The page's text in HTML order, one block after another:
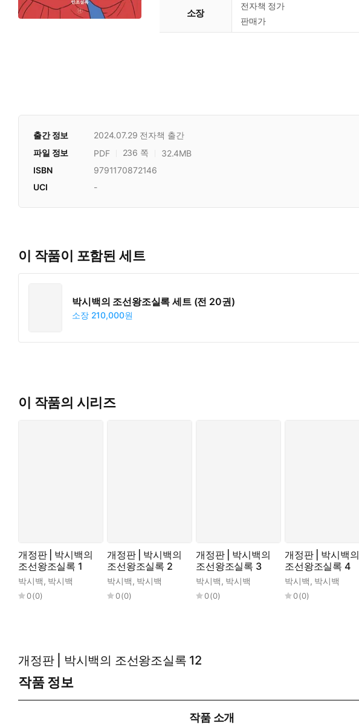
소장
전자책 정가
판매가
출간 정보 2024.07.29 전자책 출간
파일 정보
PDF 236 쪽 32.4MB
ISBN
9791170872146
UCI
-
이 작품이 포함된 세트
박시백의 조선왕조실록 세트 (전 20권)
소장 210,000원
이 작품의 시리즈
개정판 | 박시백의
조선왕조실록 1
박시백, 박시백
0(0)
개정판 | 박시백의
조선왕조실록 2
박시백, 박시백
0(0)
개정판 | 박시백의
조선왕조실록 3
박시백, 박시백
0(0)
개정판 | 박시백의
조선왕조실록 4
박시백, 박시백
0(0)
개정판 | 박시백의 조선왕조실록 12
작품 정보
작품 소개